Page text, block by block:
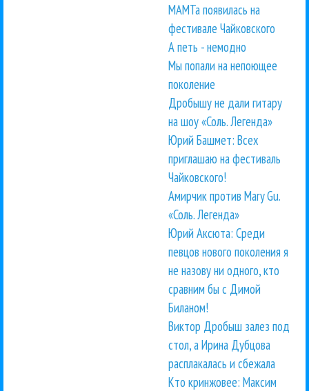
МАМТа появилась на
фестивале Чайковского
А петь - немодно
Мы попали на непоющее
поколение
Дробышу не дали гитару
на шоу «Соль. Легенда»
Юрий Башмет: Всех
приглашаю на фестиваль
Чайковского!
Амирчик против Mary Gu.
«Соль. Легенда»
Юрий Аксюта: Среди
певцов нового поколения я
не назову ни одного, кто
сравним бы с Димой
Биланом!
Виктор Дробыш залез под
стол, а Ирина Дубцова
расплакалась и сбежала
Кто кринжовее: Максим